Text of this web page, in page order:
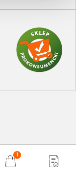
1